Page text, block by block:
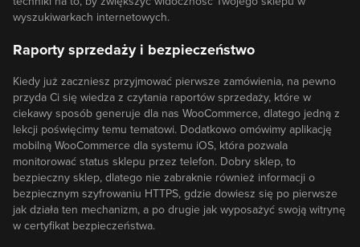
wyszukiwarkach internetowych.
Raporty sprzedaży i bezpieczeństwo
Kiedy już zaczniesz przyjmować pierwsze zamówienia, na pewno
przyda Ci się wiedza z czytania raportów sprzedaży, które w
ciekawy sposób generuje dla nas WooCommerce, dlatego jedną z
lekcji poświęcimy temu tematowi. Dodatkowo omówimy aplikację
mobilną WooCommerce dla systemu iOS, która pozwala
monitorować status sklepu przez telefon. Dobry sklep, to
bezpieczny sklep, dlatego nie zabraknie również informacji o
bezpiecznym szyfrowaniu HTTPS, gdzie dowiesz się po pierwsze
jak działa ten mechanizm, a po drugie jak wyposażyć swoją witrynę
w certyfikat bezpieczeństwa.